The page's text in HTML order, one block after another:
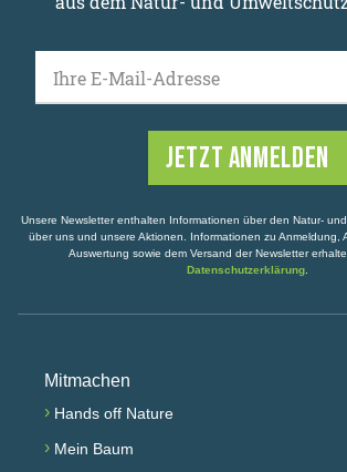
Ihre E-Mail-
Unsere Newsletter enthalten Informationen über den Natur- und
über uns und unsere Aktionen. Informationen zu Anmeldung,
Auswertung sowie dem Versand der Newsletter
Datenschutzerklärung
Mitmachen
› Hands off Nature
› Mein Baum